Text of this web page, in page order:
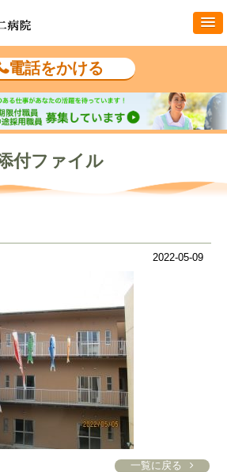
電話をかける
付ファイル
2022-05-09
一覧に戻る